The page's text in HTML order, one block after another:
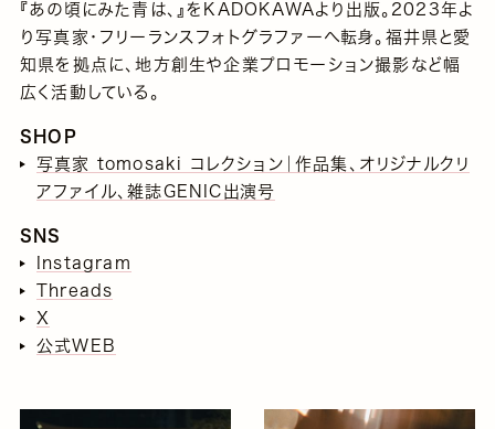
『あの頃にみた青は、』をKADOKAWAより出版。2023年よ
り写真家・フリーランスフォトグラファーへ転身。福井県と愛
知県を拠点に、地方創生や企業プロモーション撮影など幅
広く活動している。
SHOP
写真家 tomosaki コレクション｜作品集、オリジナルクリ
アファイル、雑誌GENIC出演号
SNS
Instagram
Threads
X
公式WEB